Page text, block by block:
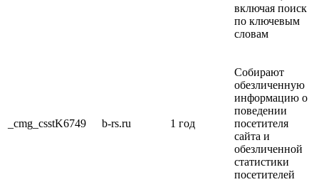
включая поиск
по ключевым
словам
_cmg_csstK6749 b-rs.ru 1 год
Собирают
обезличенную
информацию о
поведении
посетителя
сайта и
обезличенной
статистики
посетителей